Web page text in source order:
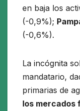
en baja los
(-0,9%);
(-0,6%).
La incógnita
mandatario,
primarias de
los mercados